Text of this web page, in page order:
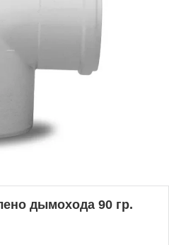
дымохода 90 гр.